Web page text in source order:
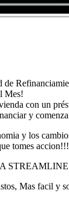
de
Mes!
con un
y
y los
tomes
Mas facil y